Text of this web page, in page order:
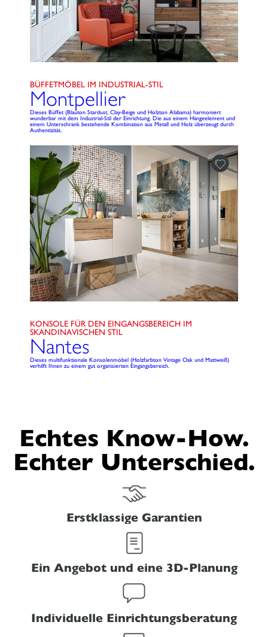
BÜFFETMÖBEL IM INDUSTRIAL-STIL
Montpellier
Dieses Büffet (Blauton Stardust, Clay-Beige und Holzton Alabama) harmoniert
wunderbar mit dem Industrial-Stil der Einrichtung. Die aus einem Hängeelement und
einem Unterschrank bestehende Kombination aus Metall und Holz überzeugt durch
Authentizität.
KONSOLE FÜR DEN EINGANGSBEREICH IM
SKANDINAVISCHEN STIL
Nantes
Dieses multifunktionale Konsolenmöbel (Holzfarbton Vintage Oak und Mattweiß)
verhilft Ihnen zu einem gut organisierten Eingangsbereich.
Echtes Know-How.
Echter Unterschied.
Erstklassige Garantien
Ein Angebot und eine 3D-Planung
Individuelle Einrichtungsberatung